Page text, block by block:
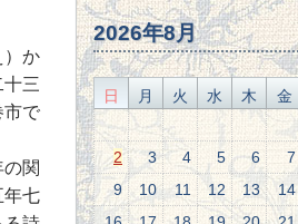
）か
三
市で
関
年七
2026年8月
日 月 火 水 木 金
2
3 4 5 6 7
9
10 11 12 13 14